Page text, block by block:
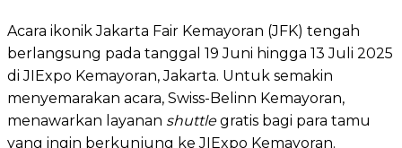
Acara ikonik Jakarta Fair Kemayoran (JFK) tengah
berlangsung pada tanggal 19 Juni hingga 13 Juli 2025
di JIExpo Kemayoran, Jakarta. Untuk semakin
menyemarakan acara, Swiss-Belinn Kemayoran,
menawarkan layanan shuttlegratis bagi para tamu
yang ingin berkunjung ke JIExpo Kemayoran.